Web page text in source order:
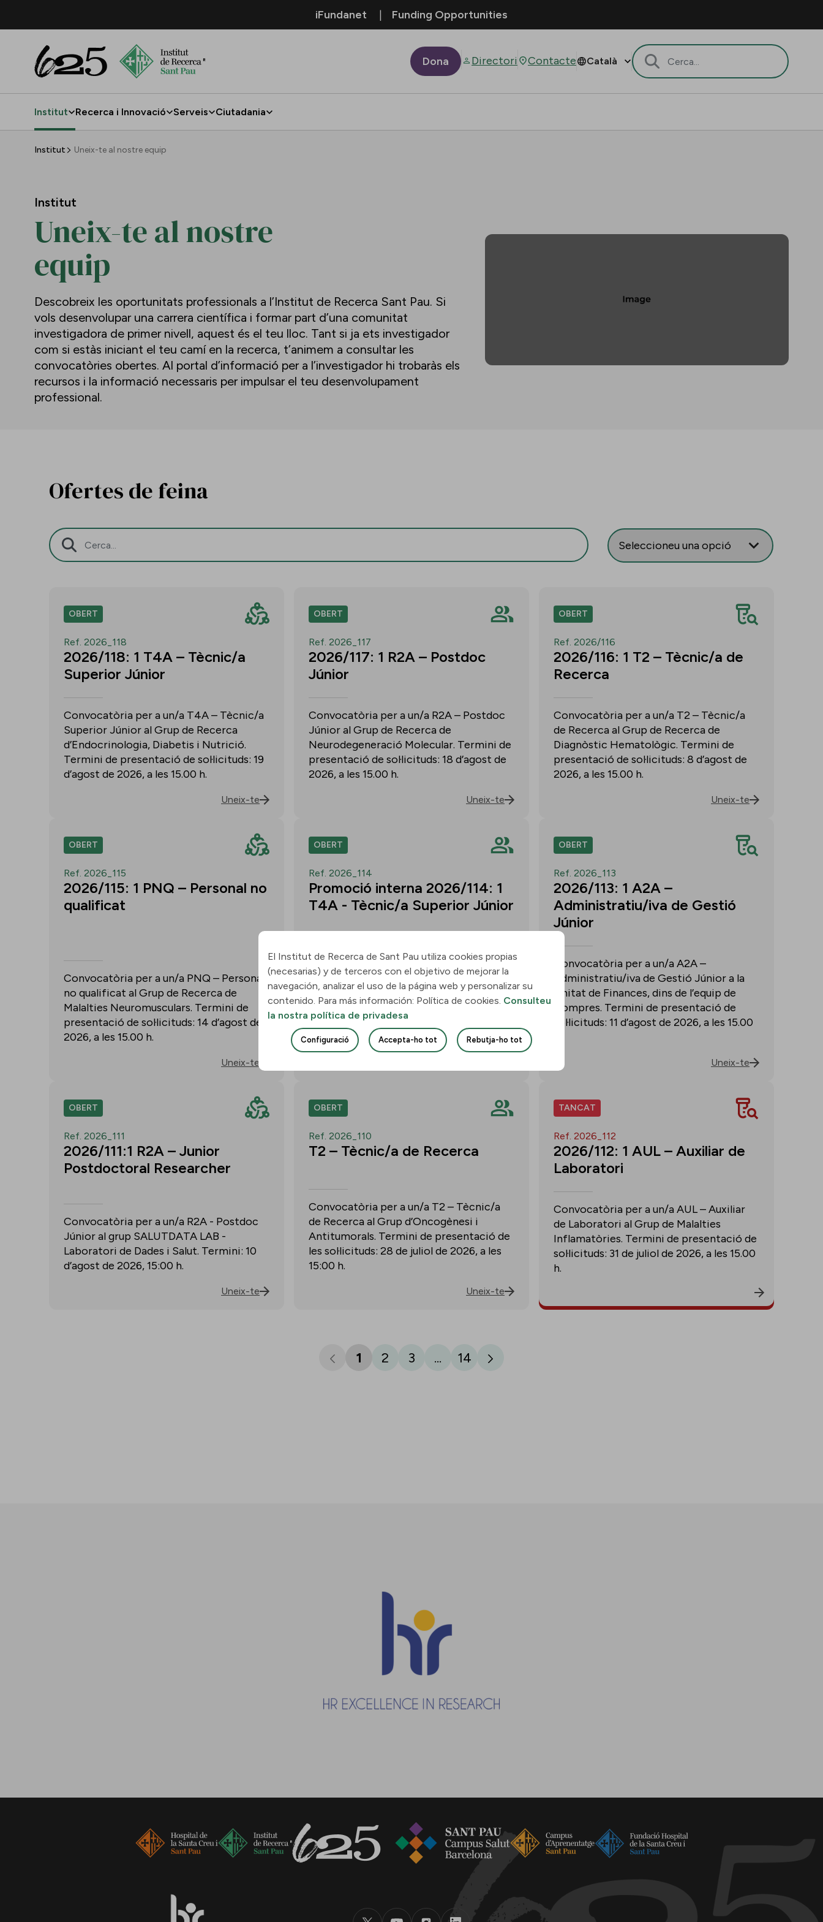
iFundanet Funding Opportunities
Dona Directori Contacte
Institut Recerca i Innovació Serveis Ciutadania
Institut Uneix-te al nostre equip
Institut
Uneix-te al nostre
equip
Descobreix les oportunitats professionals a l’Institut de Recerca Sant Pau. Si
vols desenvolupar una carrera científica i formar part d’una comunitat
investigadora de primer nivell, aquest és el teu lloc. Tant si ja ets investigador
com si estàs iniciant el teu camí en la recerca, t’animem a consultar les
convocatòries obertes. Al portal d’informació per a l’investigador hi trobaràs els
recursos i la informació necessaris per impulsar el teu desenvolupament
professional.
Ofertes de feina
Barra de cerca
OBERT
Ref. 2026_118
2026/118: 1 T4A – Tècnic/a
Superior Júnior
Convocatòria per a un/a T4A – Tècnic/a
Superior Júnior al Grup de Recerca
d’Endocrinologia, Diabetis i Nutrició.
Termini de presentació de sol·licituds: 19
d’agost de 2026, a les 15.00 h.
Uneix-te
OBERT
Ref. 2026_117
2026/117: 1 R2A – Postdoc
Júnior
Convocatòria per a un/a R2A – Postdoc
Júnior al Grup de Recerca de
Neurodegeneració Molecular. Termini de
presentació de sol·licituds: 18 d’agost de
2026, a les 15.00 h.
Uneix-te
OBERT
Ref. 2026/116
2026/116: 1 T2 – Tècnic/a de
Recerca
Convocatòria per a un/a T2 – Tècnic/a
de Recerca al Grup de Recerca de
Diagnòstic Hematològic. Termini de
presentació de sol·licituds: 8 d’agost de
2026, a les 15.00 h.
Uneix-te
OBERT
Ref. 2026_115
2026/115: 1 PNQ – Personal no
qualificat
Convocatòria per a un/a PNQ – Personal
no qualificat al Grup de Recerca de
Malalties Neuromusculars. Termini de
presentació de sol·licituds: 14 d’agost de
2026, a les 15.00 h.
Uneix-te
OBERT
Ref. 2026_114
Promoció interna 2026/114: 1
T4A - Tècnic/a Superior Júnior
Convocatòria per a un/a T4A - Tècnic/a
Superior Júnior al grup Neurobiologia de
les Demències - Multilingual Aphasia &
Dementia Research Lab. Termini: 11
d’agost de 2026, 15.00 h.
OBERT
Ref. 2026_113
2026/113: 1 A2A –
Administratiu/iva de Gestió
Júnior
Convocatòria per a un/a A2A –
Administratiu/iva de Gestió Júnior a la
Unitat de Finances, dins de l’equip de
Compres. Termini de presentació de
sol·licituds: 11 d’agost de 2026, a les 15.00
Uneix-te
OBERT
Ref. 2026_111
2026/111:1 R2A – Junior
Postdoctoral Researcher
Convocatòria per a un/a R2A - Postdoc
Júnior al grup SALUTDATA LAB -
Laboratori de Dades i Salut. Termini: 10
d’agost de 2026, 15:00 h.
Uneix-te
OBERT
Ref. 2026_110
T2 – Tècnic/a de Recerca
Convocatòria per a un/a T2 – Tècnic/a
de Recerca al Grup d’Oncogènesi i
Antitumorals. Termini de presentació de
les sol·licituds: 28 de juliol de 2026, a les
15:00 h.
Uneix-te
TANCAT
Ref. 2026_112
2026/112: 1 AUL – Auxiliar de
Laboratori
Convocatòria per a un/a AUL – Auxiliar
de Laboratori al Grup de Malalties
Inflamatòries. Termini de presentació de
sol·licituds: 31 de juliol de 2026, a les 15.00
h.
1 2 3 ... 14
El Institut de Recerca de Sant Pau utiliza cookies propias
(necesarias) y de terceros con el objetivo de mejorar la
navegación, analizar el uso de la página web y personalizar su
contenido. Para más información: Política de cookies. Consulteu
la nostra política de privadesa
Configuració Accepta-ho tot Rebutja-ho tot